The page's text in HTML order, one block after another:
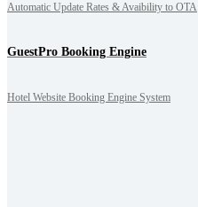
Automatic Update Rates & Avaibility to OTA
GuestPro Booking Engine
Hotel Website Booking Engine System